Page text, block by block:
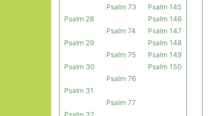
Psalm 28
Psalm 29
Psalm 30
Psalm 31
Psalm 32
Psalm 73
Psalm 74
Psalm 75
Psalm 76
Psalm 77
Psalm 145
Psalm 146
Psalm 147
Psalm 148
Psalm 149
Psalm 150